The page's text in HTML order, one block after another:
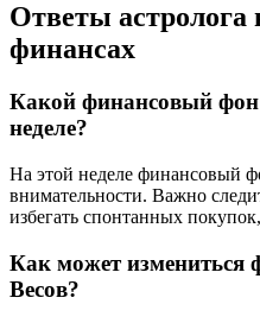
Ответы астролога
финансах
Какой финансовый фон
неделе?
На этой неделе финансовый
внимательности. Важно
избегать спонтанных
Как может измениться
Весов?